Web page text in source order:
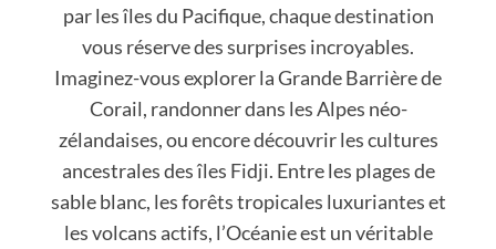
par les îles du Pacifique, chaque destination
vous réserve des surprises incroyables.
Imaginez-vous explorer la Grande Barrière de
Corail, randonner dans les Alpes néo-
zélandaises, ou encore découvrir les cultures
ancestrales des îles Fidji. Entre les plages de
sable blanc, les forêts tropicales luxuriantes et
les volcans actifs, l’Océanie est un véritable